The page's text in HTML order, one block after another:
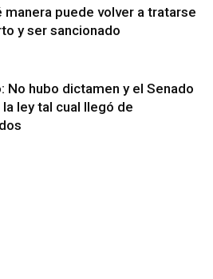
manera puede volver a tratarse
y ser sancionado
No hubo dictamen y el Senado
ley tal cual llegó de